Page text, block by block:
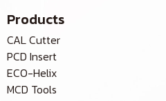
Products
CAL Cutter
PCD Insert
ECO-Helix
MCD Tools